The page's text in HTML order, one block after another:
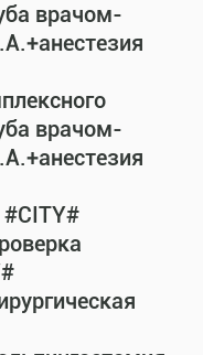
врачом-
врачом-